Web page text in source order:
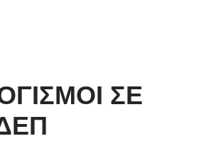
ΣΕ